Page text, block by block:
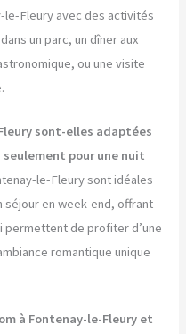
Fleury avec des activités
un parc, un dîner aux
ou une visite
sont-elles adaptées
seulement pour une nuit
le-Fleury sont idéales
séjour en week-end, offrant
de profiter d’une
romantique unique
à Fontenay-le-Fleury et